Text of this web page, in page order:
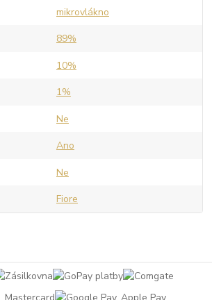
mikrovlákno
89%
10%
1%
Ne
Ano
Ne
Fiore